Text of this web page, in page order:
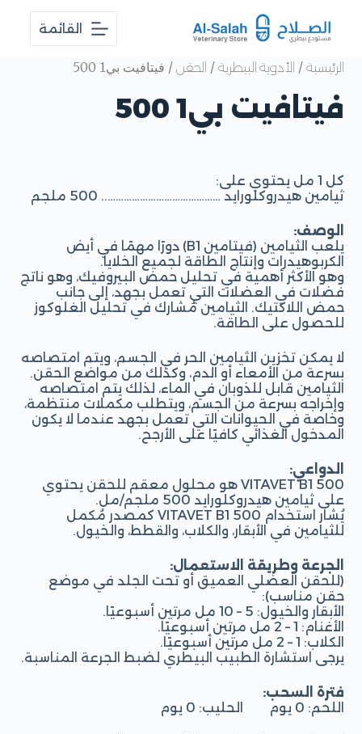
القائمة
الرئيسية / الأدوية البيطرية / الحقن / فيتافيت بي1 500
فيتافيت بي1 500
كل 1 مل يحتوي على:
ثيامين هيدروكلورايد …………………………………….. 500 ملجم
الوصف:
يلعب الثيامين (فيتامين B1) دورًا مهمًا في أيض
الكربوهيدرات وإنتاج الطاقة لجميع الخلايا.
وهو الأكثر أهمية في تحليل حمض البيروفيك، وهو ناتج
فضلات في العضلات التي تعمل بجهد، إلى جانب
حمض اللاكتيك. الثيامين مُشارك في تحليل الغلوكوز
للحصول على الطاقة.
لا يمكن تخزين الثيامين الحر في الجسم، ويتم امتصاصه
بسرعة من الأمعاء أو الدم، وكذلك من مواضع الحقن.
الثيامين قابل للذوبان في الماء، لذلك يتم امتصاصه
وإخراجه بسرعة من الجسم، ويتطلب مكملات منتظمة،
وخاصة في الحيوانات التي تعمل بجهد عندما لا يكون
المدخول الغذائي كافيًا على الأرجح.
الدواعي:
VITAVET B1 500 هو محلول معقم للحقن يحتوي
على ثيامين هيدروكلورايد 500 ملجم/مل.
يُشار استخدام VITAVET B1 500 كمصدر مُكمل
للثيامين في الأبقار، والكلاب، والقطط، والخيول.
الجرعة وطريقة الاستعمال:
(للحقن العضلي العميق أو تحت الجلد في موضع
حقن مناسب):
الأبقار والخيول: 5 – 10 مل مرتين أسبوعيًا.
الأغنام: 1 – 2 مل مرتين أسبوعيًا.
الكلاب: 1 – 2 مل مرتين أسبوعيًا.
يرجى استشارة الطبيب البيطري لضبط الجرعة المناسبة.
فترة السحب:
اللحم: 0 يوم الحليب: 0 يوم